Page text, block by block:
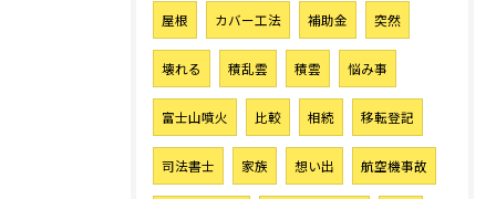
屋根 カバー工法 補助金 突然
壊れる 積乱雲 積雲 悩み事
富士山噴火 比較 相続 移転登記
司法書士 家族 想い出 航空機事故